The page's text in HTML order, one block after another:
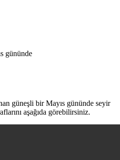
gününde
güneşli bir Mayıs gününde seyir
aşağıda görebilirsiniz.